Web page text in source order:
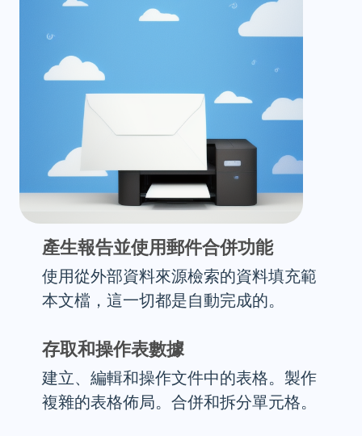
產生報告並使用郵件合併功能
使用從外部資料來源檢索的資料填充範
本文檔，這一切都是自動完成的。
存取和操作表數據
建立、編輯和操作文件中的表格。製作
複雜的表格佈局。合併和拆分單元格。